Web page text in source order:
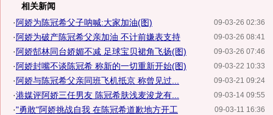
相关新闻
09-03-26 02:36
· 阿娇为陈冠希父子呐喊:大家加油(图)
09-03-26 08:41
· 阿娇为破产陈冠希父亲加油 不计前嫌表支持
09-03-26 07:46
· 阿娇郜林同台娇媚不减 足球宝贝裙角飞扬(图)
09-03-22 10:33
· 阿娇封嘴不谈陈冠希 称新的一切重新开始(图)
09-03-21 09:24
· 阿娇与陈冠希父亲同班飞机抵京 称曾见过...
09-03-14 09:55
·港媒评阿娇三任男友 陈冠希肤浅麦浚龙有...
09-03-11 16:36
·"勇敢"阿娇挑战自我 在陈冠希道歉地方开工